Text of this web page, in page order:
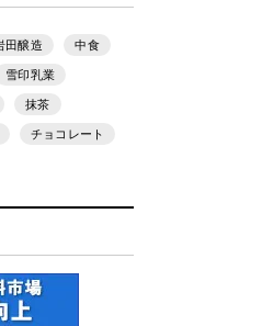
田醸造 中食
雪印乳業
抹茶
チョコレート